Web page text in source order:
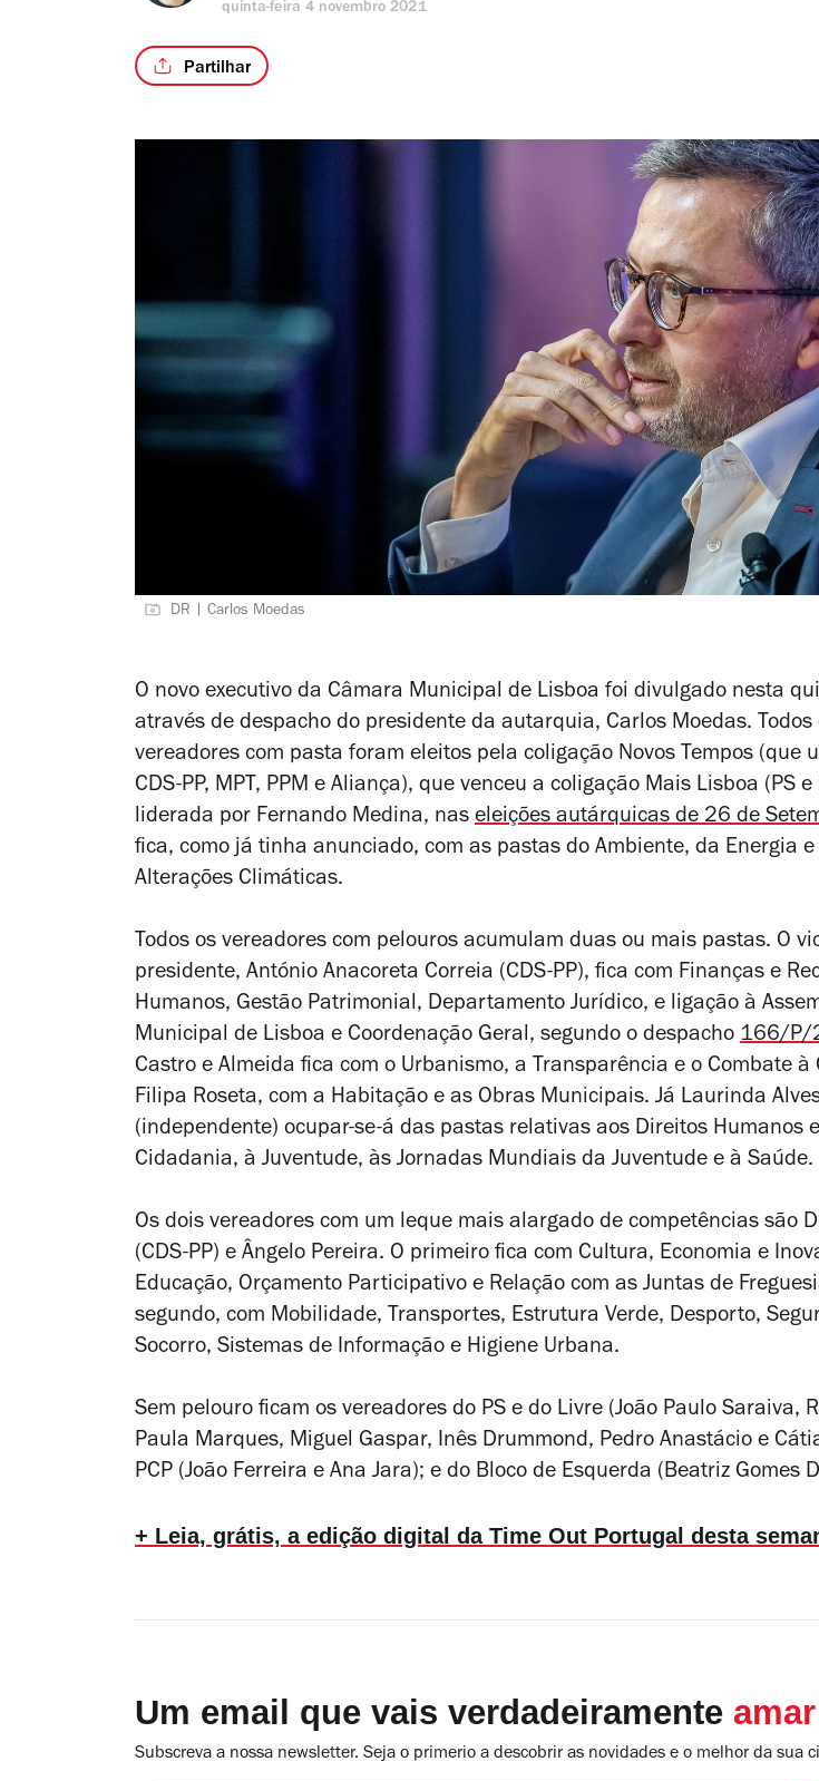
quinta-feira 4 novembro 2021
Partilhar
DR | Carlos Moedas
O novo executivo da Câmara Municipal de Lisboa foi divulgado nesta
através de despacho do presidente da autarquia, Carlos Moedas. Todos
vereadores com pasta foram eleitos pela coligação Novos Tempos (que
CDS-PP, MPT, PPM e Aliança), que venceu a coligação Mais Lisboa (PS e
liderada por Fernando Medina, nas eleições autárquicas de 26 de
fica, como já tinha anunciado, com as pastas do Ambiente, da Energia e
Alterações Climáticas.
Todos os vereadores com pelouros acumulam duas ou mais pastas. O
presidente, António Anacoreta Correia (CDS-PP), fica com Finanças e
Humanos, Gestão Patrimonial, Departamento Jurídico, e ligação à
Municipal de Lisboa e Coordenação Geral, segundo o despacho 166/P/
Castro e Almeida fica com o Urbanismo, a Transparência e o Combate à
Filipa Roseta, com a Habitação e as Obras Municipais. Já Laurinda
(independente) ocupar-se-á das pastas relativas aos Direitos Humanos
Cidadania, à Juventude, às Jornadas Mundiais da Juventude e à Saúde.
Os dois vereadores com um leque mais alargado de competências são
(CDS-PP) e Ângelo Pereira. O primeiro fica com Cultura, Economia e
Educação, Orçamento Participativo e Relação com as Juntas de
segundo, com Mobilidade, Transportes, Estrutura Verde, Desporto,
Socorro, Sistemas de Informação e Higiene Urbana.
Sem pelouro ficam os vereadores do PS e do Livre (João Paulo Saraiva,
Paula Marques, Miguel Gaspar, Inês Drummond, Pedro Anastácio e
PCP (João Ferreira e Ana Jara); e do Bloco de Esquerda (Beatriz Gomes
+ Leia, grátis, a edição digital da Time Out Portugal desta
Um email que vais verdadeiramente amar
Subscreva a nossa newsletter. Seja o primerio a descobrir as novidades e o melhor da sua